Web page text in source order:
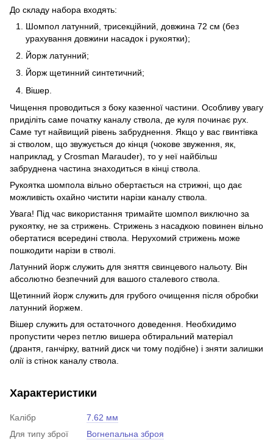
До складу набора входять:
Шомпол латунний, трисекційний, довжина 72 см (без
урахування довжини насадок і рукоятки);
Йорж латунний;
Йорж щетинний синтетичний;
Вішер.
Чищення проводиться з боку казенної частини. Особливу увагу
приділіть саме початку каналу ствола, де куля починає рух.
Саме тут найвищий рівень забруднення. Якщо у вас гвинтівка
зі стволом, що звужується до кінця (чокове звуження, як,
наприклад, у Crosman Marauder), то у неї найбільш
забруднена частина знаходиться в кінці ствола.
Рукоятка шомпола вільно обертається на стрижні, що дає
можливість охайно чистити нарізи каналу ствола.
Увага! Під час використання тримайте шомпол виключно за
рукоятку, не за стрижень. Стрижень з насадкою повинен вільно
обертатися всередині ствола. Нерухомий стрижень може
пошкодити нарізи в стволі.
Латунний йорж служить для зняття свинцевого нальоту. Він
абсолютно безпечний для вашого сталевого ствола.
Щетинний йорж служить для грубого очищення після обробки
латунний йоржем.
Вішер служить для остаточного доведення. Необхидимо
пропустити через петлю вишера обтиральний матеріал
(дрантя, ганчірку, ватний диск чи тому подібне) і зняти залишки
олії із стінок каналу ствола.
Характеристики
Калібр
7.62 мм
Для типу зброї
Вогнепальна зброя